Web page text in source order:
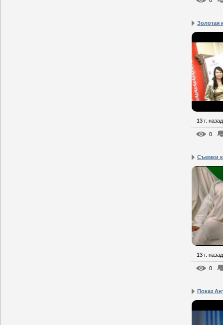
Золотая
13 г. назад
0
Съемки
13 г. назад
0
Показ